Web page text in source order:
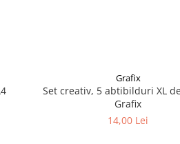
Grafix
Set creativ, 5 abtibilduri XL
Grafix
14,00 Lei